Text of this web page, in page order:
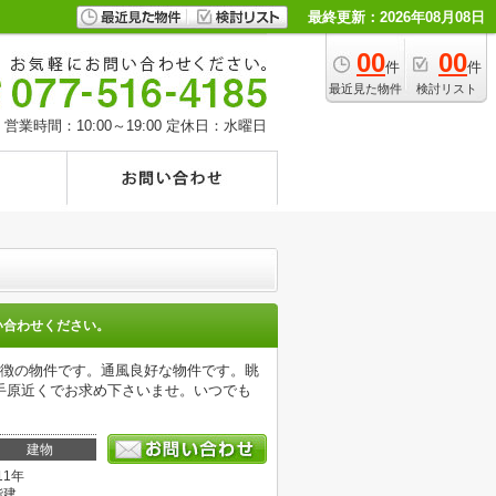
最終更新：2026年08月08日
00件
最近見た物件
00件
検討リスト
営業時間：10:00～19:00 定休日：水曜日
わせください。
の物件です。通風良好な物件です。眺
近くでお求め下さいませ。いつでも
建物
年